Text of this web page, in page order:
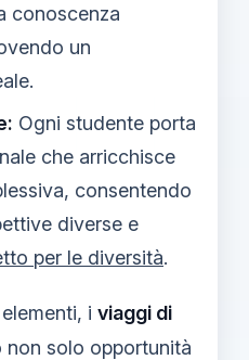
conoscenza
un
Ogni studente porta
che arricchisce
consentendo
diverse e
per le diversità.
i viaggi di
non solo opportunità